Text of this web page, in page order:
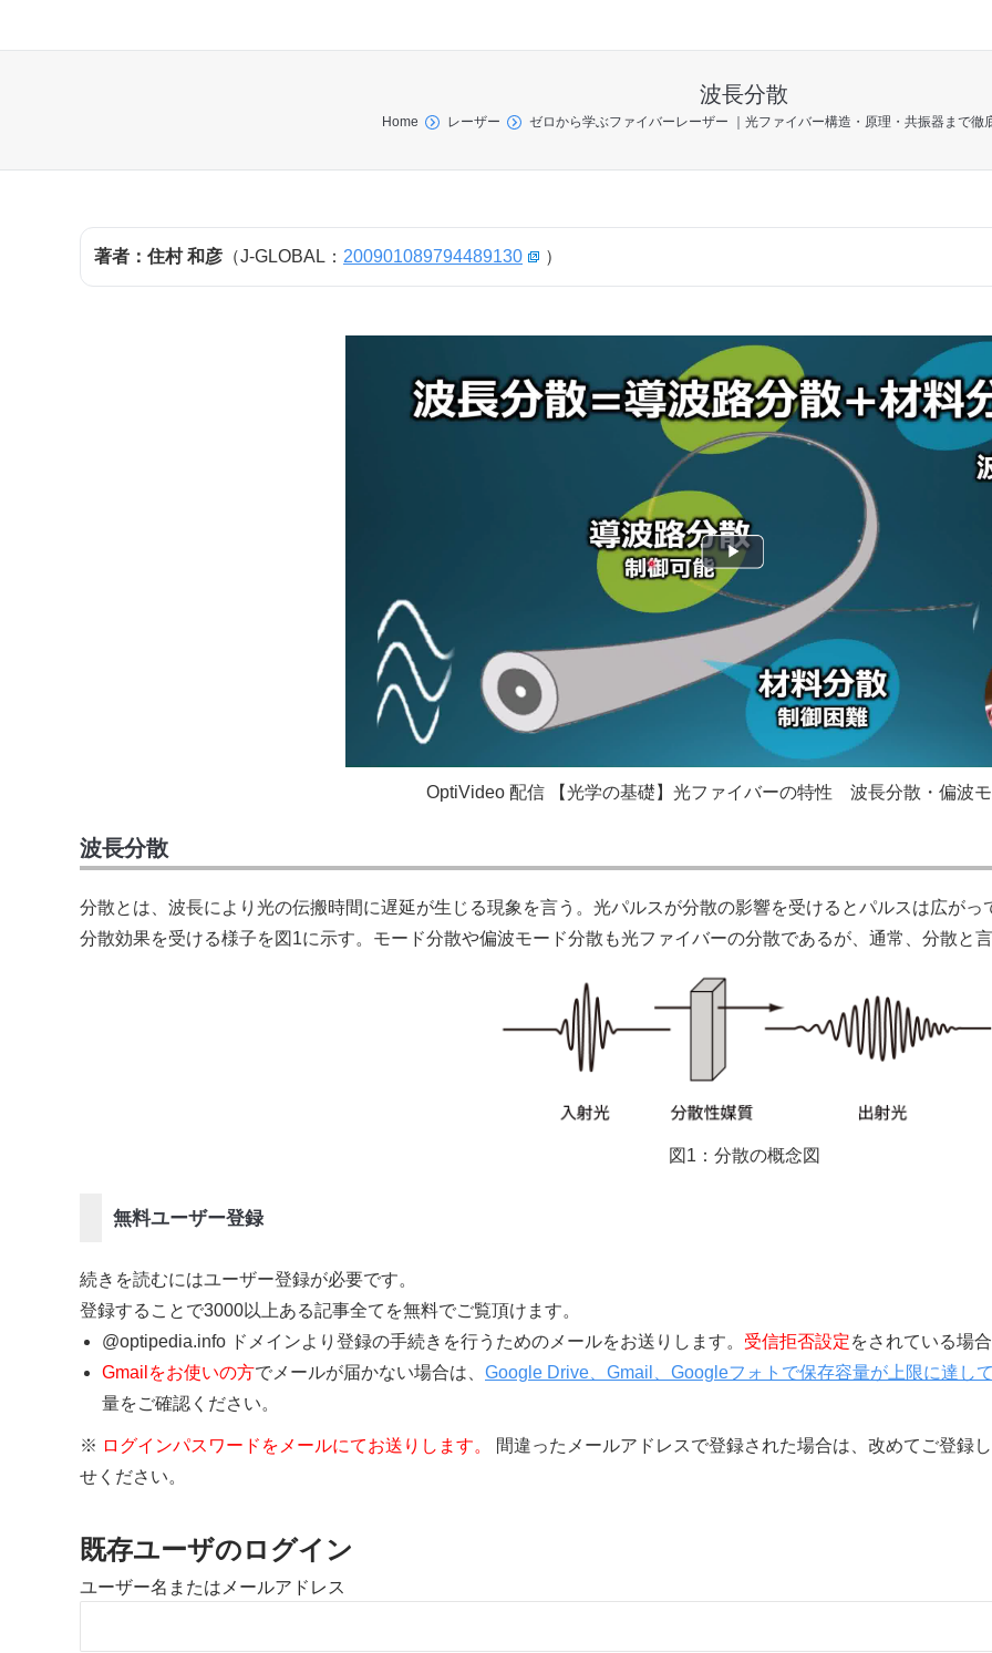
波長分散
Home レーザー ゼロから学ぶファイバーレーザー ｜光ファイバー構造・原理・共振器まで徹
著者：住村 和彦 （J-GLOBAL： 200901089794489130 ）
OptiVideo 配信 【光学の基礎】光ファイバーの特性 波長分散・偏波
波長分散
分散とは、波長により光の伝搬時間に遅延が生じる現象を言う。光パルスが分散の影響を受けるとパルスは広がっ
分散効果を受ける様子を図1に示す。モード分散や偏波モード分散も光ファイバーの分散であるが、通常、分散と
図1：分散の概念図
無料ユーザー登録
続きを読むにはユーザー登録が必要です。
登録することで3000以上ある記事全てを無料でご覧頂けます。
@optipedia.info ドメインより登録の手続きを行うためのメールをお送りします。 受信拒否設定をされている場
Gmailをお使いの方でメールが届かない場合は、 Google Drive、Gmail、Googleフォトで保存容量が上限に達し
量をご確認ください。
※ ログインパスワードをメールにてお送りします。 間違ったメールアドレスで登録された場合は、改めてご登録
せください。
既存ユーザのログイン
ユーザー名またはメールアドレス